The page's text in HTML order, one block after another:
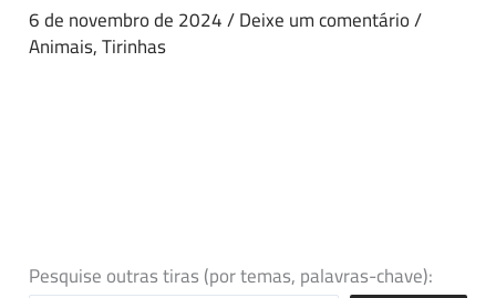
6 de novembro de 2024/Deixe um comentário/
Animais,Tirinhas
Pesquise outras tiras (por temas, palavras-chave):